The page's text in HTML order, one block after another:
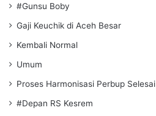
#Gunsu Boby
Gaji Keuchik di Aceh Besar
Kembali Normal
Umum
Proses Harmonisasi Perbup Selesai
#Depan RS Kesrem